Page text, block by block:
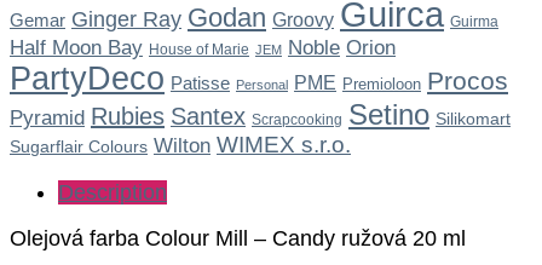
Gemar Ginger Ray Godan Groovy Guirca Guirma
Half Moon Bay House of Marie JEM Noble Orion
PartyDeco Patisse Personal PME Premioloon Procos
Pyramid Rubies Santex Scrapcooking Setino Silikomart
Sugarflair Colours Wilton WIMEX s.r.o.
Description
Olejová farba Colour Mill – Candy ružová 20 ml